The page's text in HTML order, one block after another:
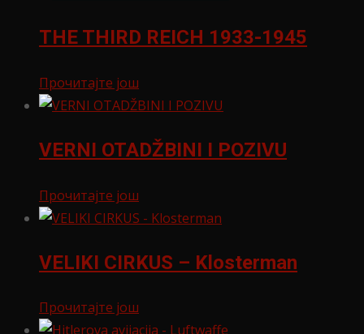
THE THIRD REICH 1933-1945
Прочитајте још
VERNI OTADŽBINI I POZIVU
Прочитајте још
VELIKI CIRKUS – Klosterman
Прочитајте још